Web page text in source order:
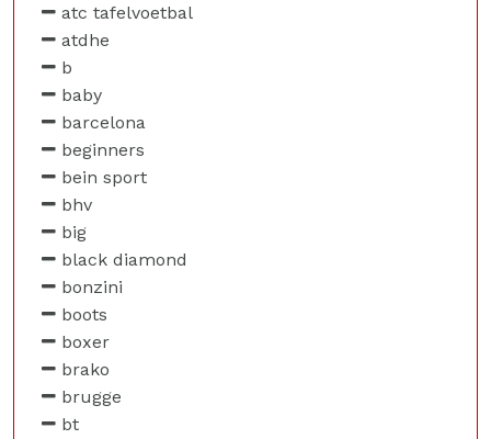
atc tafelvoetbal
atdhe
b
baby
barcelona
beginners
bein sport
bhv
big
black diamond
bonzini
boots
boxer
brako
brugge
bt